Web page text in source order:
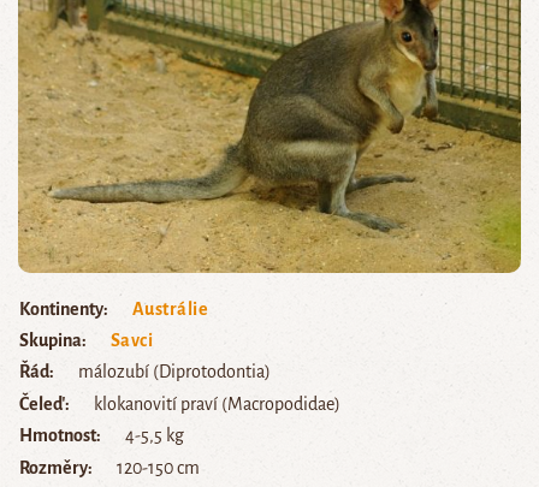
Kontinenty
Austrálie
Skupina
Savci
Řád
málozubí (Diprotodontia)
Čeleď
klokanovití praví (Macropodidae)
Hmotnost
4-5,5 kg
Rozměry
120-150 cm